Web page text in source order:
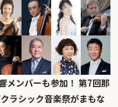
メンバーも参加！ 第7回那
ラシック音楽祭がまもな